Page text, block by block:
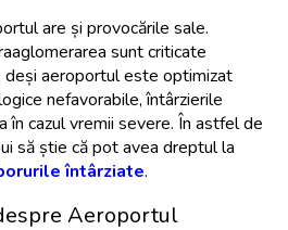
are și provocările sale.
sunt criticate
deși aeroportul este optimizat
nefavorabile, întârzierile
în cazul vremii severe. În astfel de
întârziate.
Aeroportul